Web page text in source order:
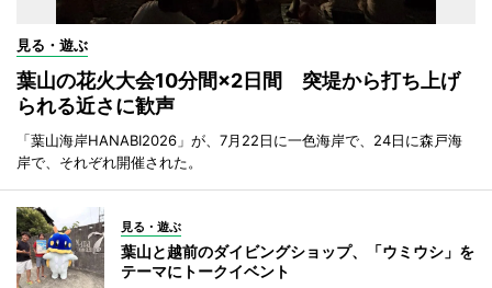
見る・遊ぶ
葉山の花火大会10分間×2日間 突堤から打ち上げ
られる近さに歓声
「葉山海岸HANABI2026」が、7月22日に一色海岸で、24日に森戸海
岸で、それぞれ開催された。
見る・遊ぶ
葉山と越前のダイビングショップ、「ウミウシ」を
テーマにトークイベント